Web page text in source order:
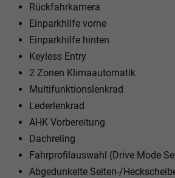
Rückfahrkamera
Einparkhilfe vorne
Einparkhilfe hinten
Keyless Entry
2 Zonen Klimaautomatik
Multifunktionslenkrad
Lederlenkrad
AHK Vorbereitung
Dachreling
Fahrprofilauswahl (Drive Mode
Abgedunkelte Seiten-/